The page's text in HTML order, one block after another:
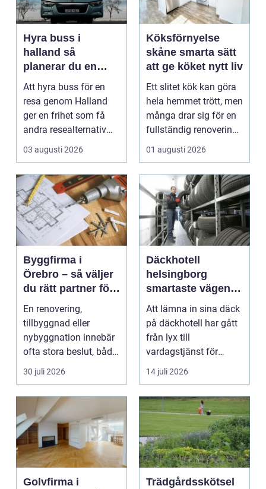
Hyra buss i
halland så
planerar du en
trygg och smidig
resa
Att hyra buss för en
resa genom Halland
ger en frihet som få
andra resealternativ
erbjuder. Gruppen ...
03 augusti 2026
Köksförnyelse
skåne smarta sätt
att ge köket nytt liv
Ett slitet kök kan göra
hela hemmet trött, men
många drar sig för en
fullständig renovering.
Det tar...
01 augusti 2026
Byggfirma i
Örebro – så väljer
du rätt partner för
ditt projekt
En renovering,
tillbyggnad eller
nybyggnation innebär
ofta stora beslut, både
ekonomiskt ...
30 juli 2026
Däckhotell
helsingborg
smartaste vägen
till säkra hjulskift
Att lämna in sina däck
på däckhotell har gått
från lyx till
vardagstjänst för
många bilägare. I
14 juli 2026
Golvfirma i
Trädgårdsskötsel